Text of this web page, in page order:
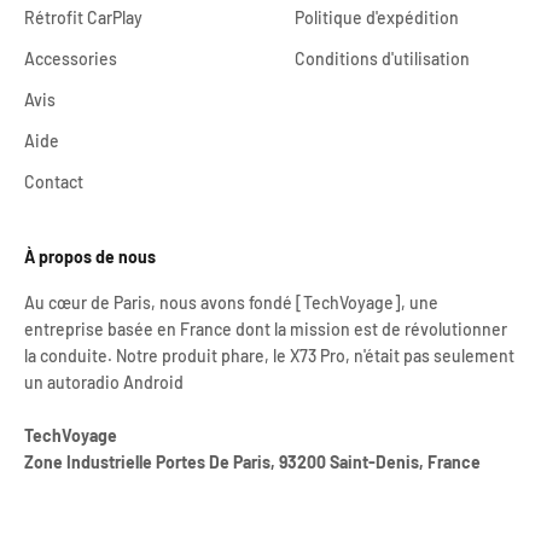
Rétrofit CarPlay
Accessories
Avis
Aide
Contact
Politique d'expédition
Conditions d'utilisation
À propos de nous
Au cœur de Paris, nous avons fondé [TechVoyage], une
entreprise basée en France dont la mission est de révolutionner
la conduite. Notre produit phare, le X73 Pro, n'était pas seulement
un autoradio Android
TechVoyage
Zone Industrielle Portes De Paris, 93200 Saint-Denis, France